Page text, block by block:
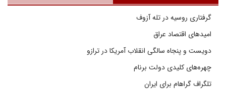
گرفتاری روسیه در تله آزوف
امیدهای اقتصاد عراق
دویست و پنجاه سالگی انقلاب آمریکا در ترازو
چهره‌های کلیدی دولت برنام
تلگراف گراهام برای ایران